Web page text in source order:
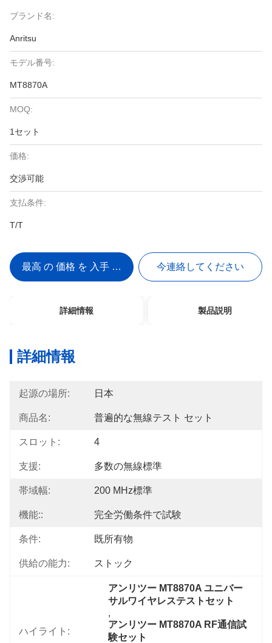
ブランド名:
Anritsu
モデル番号:
MT8870A
MOQ:
1セット
価格:
交渉可能
支払条件:
T/T
最高 の 価格 を 入手 する 今連絡してください
詳細情報 製品説明
詳細情報
起源の場所: 日本
商品名: 普遍的な無線テスト セット
スロット: 4
支援: 多数の無線標準
帯域幅: 200 MHz標準
機能:: 完全労働条件で試験
条件: 既所有物
供給の能力: ストック
ハイライト:
アンリツー MT8870A ユニバー
サルワイヤレステストセット
,
アンリツー MT8870A RF通信試
験セット